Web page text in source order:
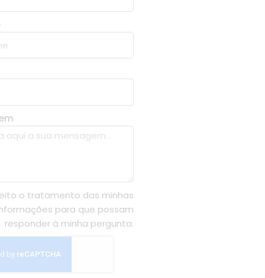
o tratamento das minhas
para que possam
responder à minha pergunta.